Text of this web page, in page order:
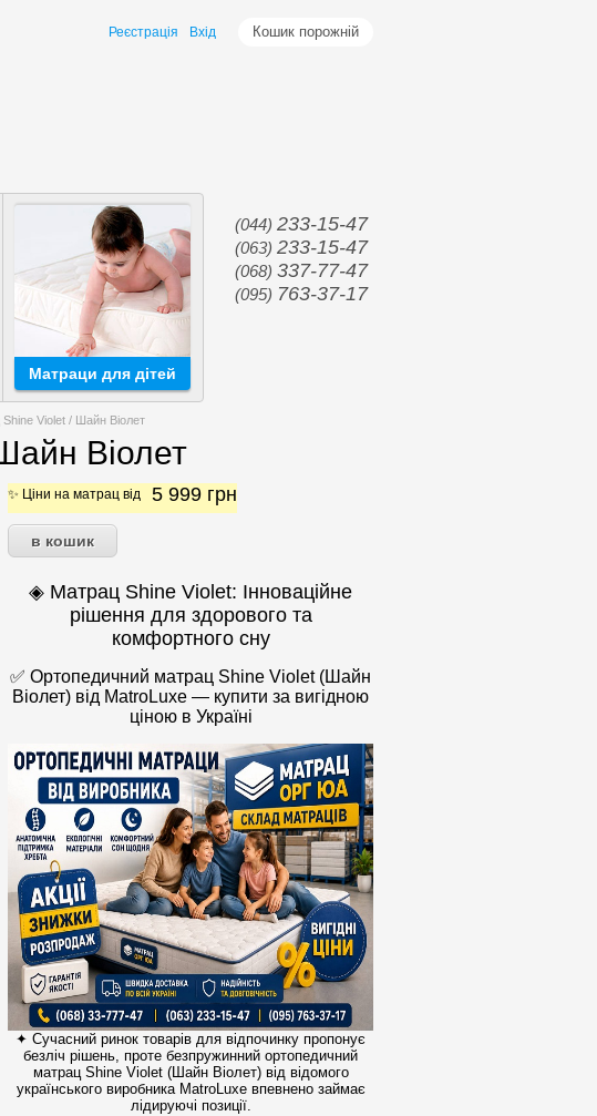
Кошик порожній
Реєстрація Вхід
(044) 233-15-47
(063) 233-15-47
(068) 337-77-47
(095) 763-37-17
Матраци для дітей
Violet / Шайн Віолет
Віолет
✨ Ціни на матрац від 5 999 грн
◈ Матрац Shine Violet: Інноваційне
рішення для здорового та
комфортного сну
✅ Ортопедичний матрац Shine Violet (Шайн
Віолет) від MatroLuxe — купити за вигідною
ціною в Україні
✦ Сучасний ринок товарів для відпочинку пропонує
безліч рішень, проте безпружинний ортопедичний
матрац Shine Violet (Шайн Віолет) від відомого
українського виробника MatroLuxe впевнено займає
лідируючі позиції.